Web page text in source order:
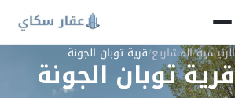
الرئيسية/المشاريع/قرية توبان الجونة
قرية توبان الجونة